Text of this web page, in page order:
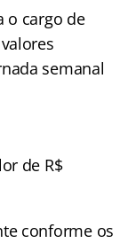
o cargo de
semanal
de R$
conforme os